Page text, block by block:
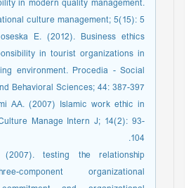
in modern quality management.
culture management; 5(15): 5.
E. (2012). Business ethics
in tourist organizations in
environment. Procedia - Social
Behavioral Sciences; 44: 387-397.
AA. (2007) Islamic work ethic in
Manage Intern J; 14(2): 93-
104.
testing the relationship
component organizational